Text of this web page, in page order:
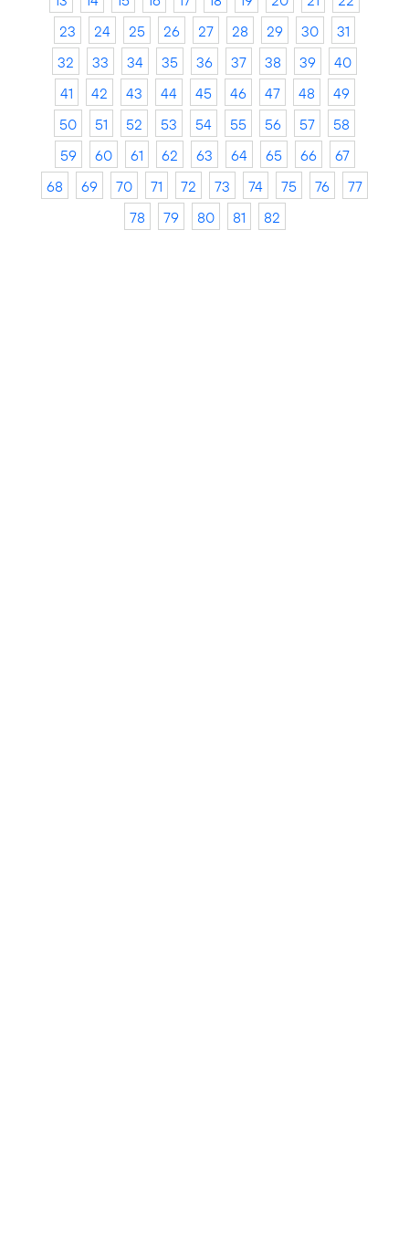
23
24 25 26 27 28 29 30
31
32
33 34 35 36 37 38 39
40
41
42 43 44 45 46 47 48
49
50
51 52 53 54 55 56 57
58
59
60 61 62 63 64 65 66
67
68
69 70 71 72 73 74 75 76
77
78
79 80 81 82